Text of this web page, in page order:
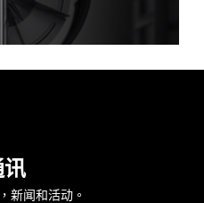
新闻和活动。